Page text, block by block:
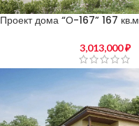
Проект дома “О-167” 167 кв.м
3,013,000₽